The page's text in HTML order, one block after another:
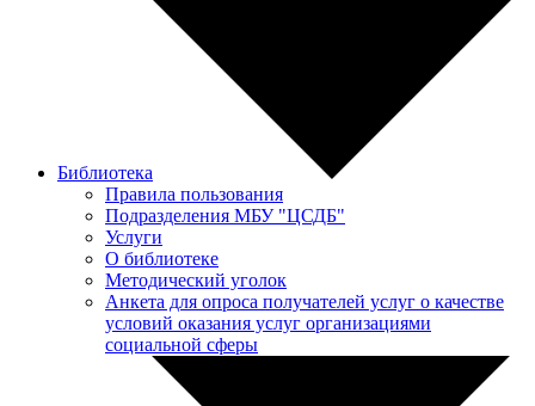
Библиотека
Правила пользования
Подразделения МБУ "ЦСДБ"
Услуги
О библиотеке
Методический уголок
Анкета для опроса получателей услуг о качестве
условий оказания услуг организациями
социальной сферы